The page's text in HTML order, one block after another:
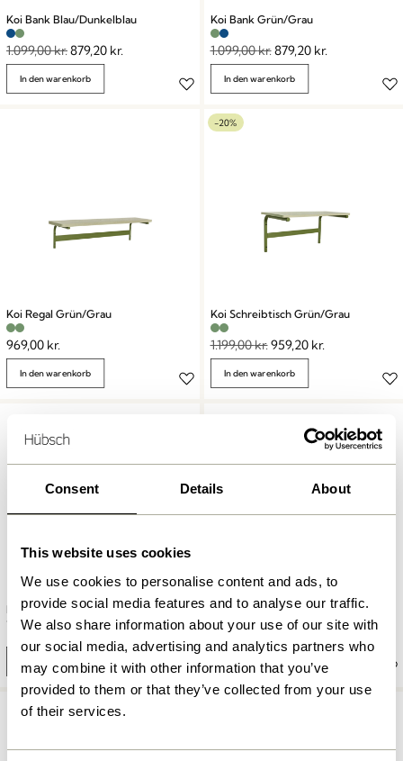
Consent Details About
This website uses cookies
We use cookies to personalise content and ads, to
provide social media features and to analyse our traffic.
We also share information about your use of our site with
our social media, advertising and analytics partners who
may combine it with other information that you’ve
provided to them or that they’ve collected from your use
of their services.
Koi Bank Blau/Dunkelblau
1.099,00kr.879,20 kr.
In den warenkorb
Koi Bank Grün/Grau
1.099,00kr.879,20 kr.
In den warenkorb
Koi Regal Grün/Grau
969,00 kr.
In den warenkorb
-20%
Koi Schreibtisch Grün/Grau
1.199,00kr.959,20 kr.
In den warenkorb
Pep Regal Gelb/Grau
1.099,00kr.
In den warenkorb
Galaxy Regal
Turquiose/Blau/Grau
1.549,00 kr.
In den warenkorb